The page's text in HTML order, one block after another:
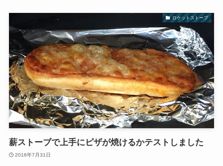
ロケットストーブ
薪ストーブで上手にピザが焼けるかテストしました
2016年7月31日